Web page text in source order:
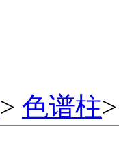
> 色谱柱>